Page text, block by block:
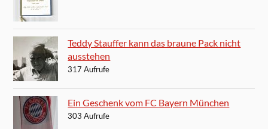
Teddy Stauffer kann das braune Pack nicht
ausstehen
317 Aufrufe
Ein Geschenk vom FC Bayern München
303 Aufrufe